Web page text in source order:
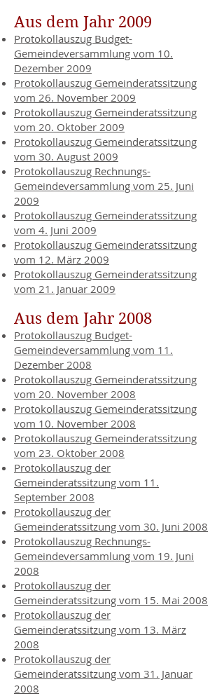
Aus dem Jahr 2009
Protokollauszug Budget-
Gemeindeversammlung vom 10.
Dezember 2009
Protokollauszug Gemeinderatssitzung
vom 26. November 2009
Protokollauszug Gemeinderatssitzung
vom 20. Oktober 2009
Protokollauszug Gemeinderatssitzung
vom 30. August 2009
Protokollauszug Rechnungs-
Gemeindeversammlung vom 25. Juni
2009
Protokollauszug Gemeinderatssitzung
vom 4. Juni 2009
Protokollauszug Gemeinderatssitzung
vom 12. März 2009
Protokollauszug Gemeinderatssitzung
vom 21. Januar 2009
Aus dem Jahr 2008
Protokollauszug Budget-
Gemeindeversammlung vom 11.
Dezember 2008
Protokollauszug Gemeinderatssitzung
vom 20. November 2008
Protokollauszug Gemeinderatssitzung
vom 10. November 2008
Protokollauszug Gemeinderatssitzung
vom 23. Oktober 2008
Protokollauszug der
Gemeinderatssitzung vom 11.
September 2008
Protokollauszug der
Gemeinderatssitzung vom 30. Juni 2008
Protokollauszug Rechnungs-
Gemeindeversammlung vom 19. Juni
2008
Protokollauszug der
Gemeinderatssitzung vom 15. Mai 2008
Protokollauszug der
Gemeinderatssitzung vom 13. März
2008
Protokollauszug der
Gemeinderatssitzung vom 31. Januar
2008